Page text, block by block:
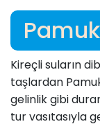
Kireçli suların
taşlardan
gelinlik gibi
tur vasıtasıyla